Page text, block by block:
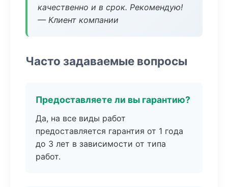
качественно и в срок. Рекомендую!
— Клиент компании
Часто задаваемые вопросы
Предоставляете ли вы гарантию?
Да, на все виды работ
предоставляется гарантия от 1 года
до 3 лет в зависимости от типа
работ.